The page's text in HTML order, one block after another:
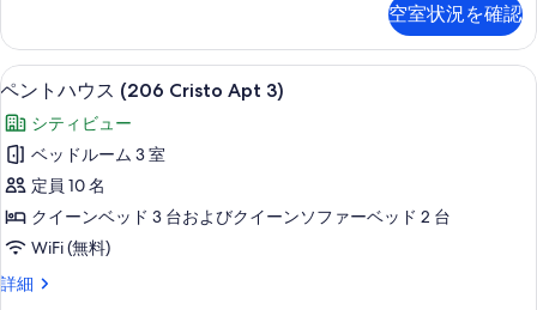
示
す
る
Apt
2)
の
す
べ
て
の
写
真
メ
ン
ト
Calle
Cristo
Apt
2)
の
詳
細
空室状況を確認
ペ
ン
ト
ハ
ウ
ス
(206
Cristo
33
ペントハウス (206 Cristo Apt 3)
シティビュー
ベッドルーム 3 室
定員 10 名
クイーンベッド 3 台およびクイーンソファーベッド 2 台
WiFi (無料)
詳細
ペ